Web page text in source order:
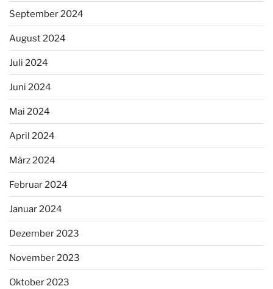
September 2024
August 2024
Juli 2024
Juni 2024
Mai 2024
April 2024
März 2024
Februar 2024
Januar 2024
Dezember 2023
November 2023
Oktober 2023